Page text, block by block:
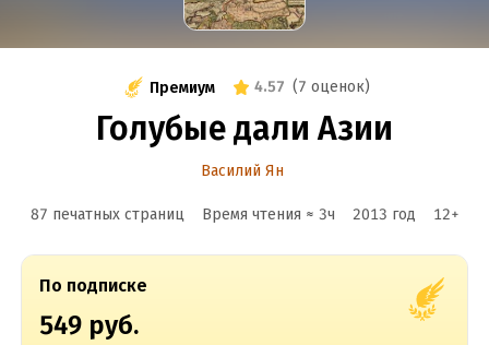
Премиум 4.57 (7 оценок)
Голубые дали Азии
Василий Ян
87 печатных страниц Время чтения ≈ 3ч 2013 год 12+
По подписке
549 руб.